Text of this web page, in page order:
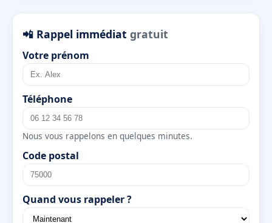
📲 Rappel immédiat gratuit
Votre prénom
Téléphone
Nous vous rappelons en quelques minutes.
Code postal
Quand vous rappeler ?